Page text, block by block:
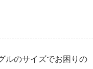
ルのサイズでお困りの